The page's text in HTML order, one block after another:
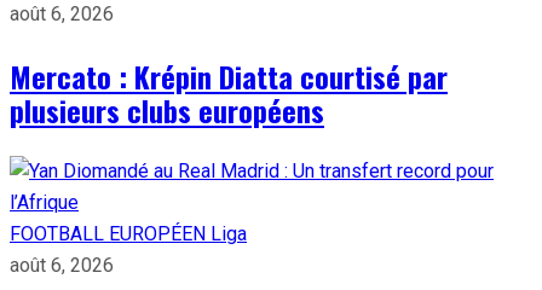
août 6, 2026
Mercato : Krépin Diatta courtisé par
plusieurs clubs européens
FOOTBALL EUROPÉEN Liga
août 6, 2026